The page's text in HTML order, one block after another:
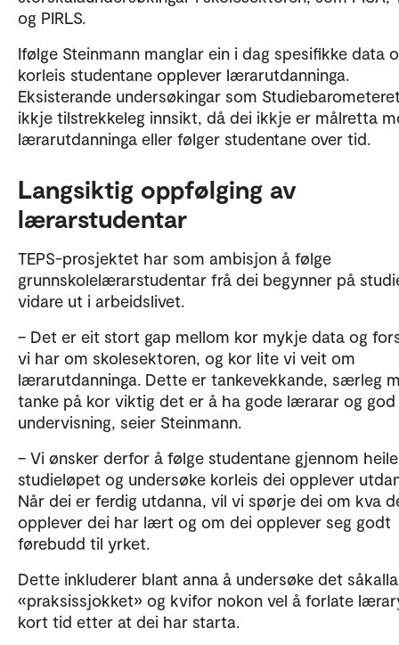
og PIRLS.
Ifølge Steinmann manglar ein i dag spesifikke data
korleis studentane opplever lærarutdanninga.
Eksisterande undersøkingar som
ikkje tilstrekkeleg innsikt, då dei ikkje er målretta
lærarutdanninga eller følger studentane over tid.
Langsiktig oppfølging av
lærarstudentar
TEPS-prosjektet har som ambisjon å følge
grunnskolelærarstudentar frå dei begynner på
vidare ut i arbeidslivet.
– Det er eit stort gap mellom kor mykje data og
vi har om skolesektoren, og kor lite vi veit om
lærarutdanninga. Dette er tankevekkande, særleg
tanke på kor viktig det er å ha gode lærarar og god
undervisning, seier Steinmann.
– Vi ønsker derfor å følge studentane gjennom heile
studieløpet og undersøke korleis dei opplever
Når dei er ferdig utdanna, vil vi spørje dei om kva
opplever dei har lært og om dei opplever seg godt
førebudd til yrket.
Dette inkluderer blant anna å undersøke det såkalla
«praksissjokket» og kvifor nokon vel å forlate
kort tid etter at dei har starta.